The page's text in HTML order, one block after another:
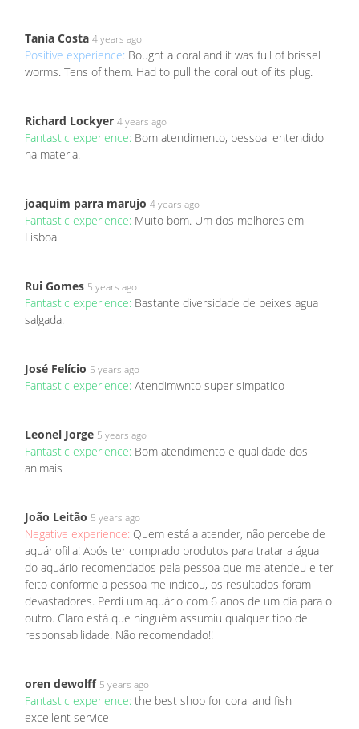
Tania Costa 4 years ago
Positive experience: Bought a coral and it was full of brissel
worms. Tens of them. Had to pull the coral out of its plug.
Richard Lockyer 4 years ago
Fantastic experience: Bom atendimento, pessoal entendido
na materia.
joaquim parra marujo 4 years ago
Fantastic experience: Muito bom. Um dos melhores em
Lisboa
Rui Gomes 5 years ago
Fantastic experience: Bastante diversidade de peixes agua
salgada.
José Felício 5 years ago
Fantastic experience: Atendimwnto super simpatico
Leonel Jorge 5 years ago
Fantastic experience: Bom atendimento e qualidade dos
animais
João Leitão 5 years ago
Negative experience: Quem está a atender, não percebe de
aquáriofilia! Após ter comprado produtos para tratar a água
do aquário recomendados pela pessoa que me atendeu e ter
feito conforme a pessoa me indicou, os resultados foram
devastadores. Perdi um aquário com 6 anos de um dia para o
outro. Claro está que ninguém assumiu qualquer tipo de
responsabilidade. Não recomendado!!
oren dewolff 5 years ago
Fantastic experience: the best shop for coral and fish
excellent service